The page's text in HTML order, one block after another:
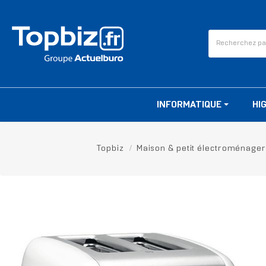
INFORMATIQUE
Topbiz Maison & petit électroménager